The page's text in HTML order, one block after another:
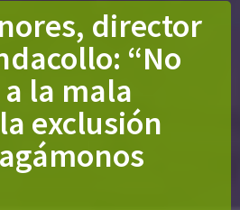
director
“No
la mala
exclusión